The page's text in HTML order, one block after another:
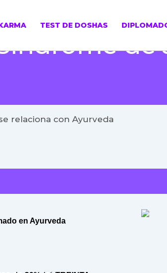
TEST DE DOSHAS
de
relaciona con Ayurveda
en Ayurveda